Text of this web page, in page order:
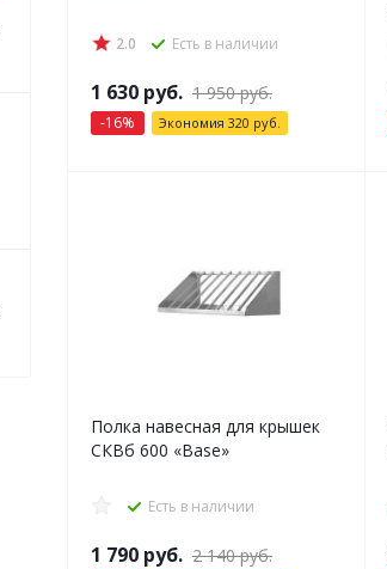
2.0 Есть в наличии
1 630 руб. 1 950руб.
-16% Экономия 320 руб.
Полка навесная для крышек
СКВб 600 «Base»
Есть в наличии
1 790 руб. 2 140руб.